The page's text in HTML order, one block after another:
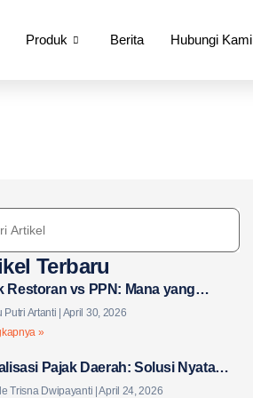
Produk Berita Hubungi Kami
Terbaru
Restoran vs PPN: Mana yang
untuk Bisnis F&B Anda?
Putri Artanti April 30, 2026
»
Pajak Daerah: Solusi Nyata
Baru?
Trisna Dwipayanti April 24, 2026